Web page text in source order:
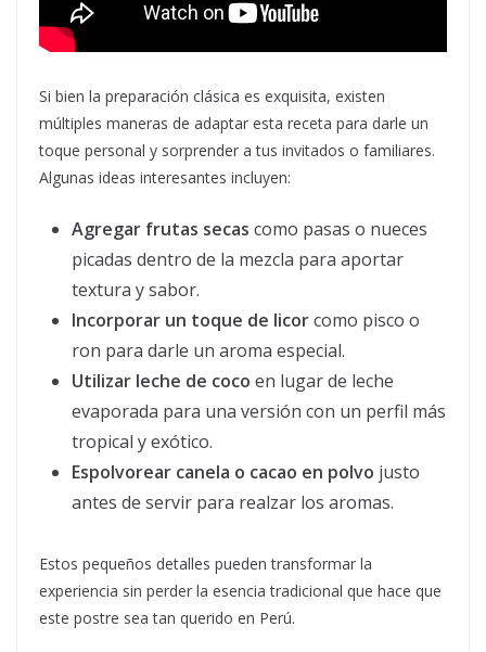
Si bien la preparación clásica es exquisita, existen
múltiples maneras de adaptar esta receta para darle un
toque personal y sorprender a tus invitados o familiares.
Algunas ideas interesantes incluyen:
Agregar frutas secas como pasas o nueces
picadas dentro de la mezcla para aportar
textura y sabor.
Incorporar un toque de licorcomo pisco o
ron para darle un aroma especial.
Utilizar leche de coco en lugar de leche
evaporada para una versión con un perfil más
tropical y exótico.
Espolvorear canela o cacao en polvo justo
antes de servir para realzar los aromas.
Estos pequeños detalles pueden transformar la
experiencia sin perder la esencia tradicional que hace que
este postre sea tan querido en Perú.